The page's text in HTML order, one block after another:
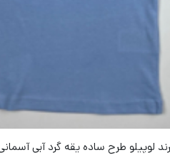
طرح ساده یقه گرد آبی آسمانی رنگ –